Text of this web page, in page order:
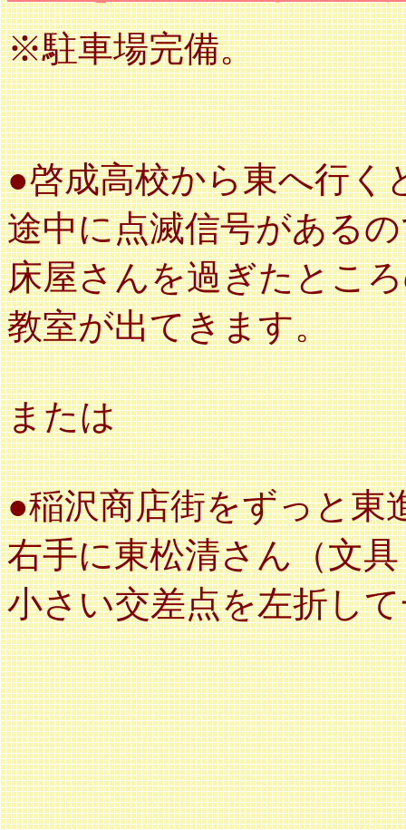
※駐車場完備。
●啓成高校から東へ行く
途中に点滅信号がある
床屋さんを過ぎたとこ
教室が出てきます。
または
●稲沢商店街をずっと東
右手に東松清さん（文
小さい交差点を左折し